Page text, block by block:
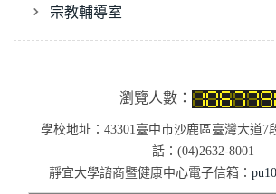
宗教輔導室
瀏覽人數：
學校地址：43301臺中市沙鹿區臺灣大道
話：(04)2632-8001
靜宜大學諮商暨健康中心電子信箱：